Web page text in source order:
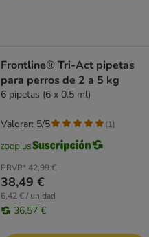
Frontline® Tri-Act pipetas
para perros de 2 a 5 kg
6 pipetas (6 x 0,5 ml)
PRVP*42,99 €
38,49 €
6,42 € / unidad
36,57 €
Valorar: 5/5 (1)